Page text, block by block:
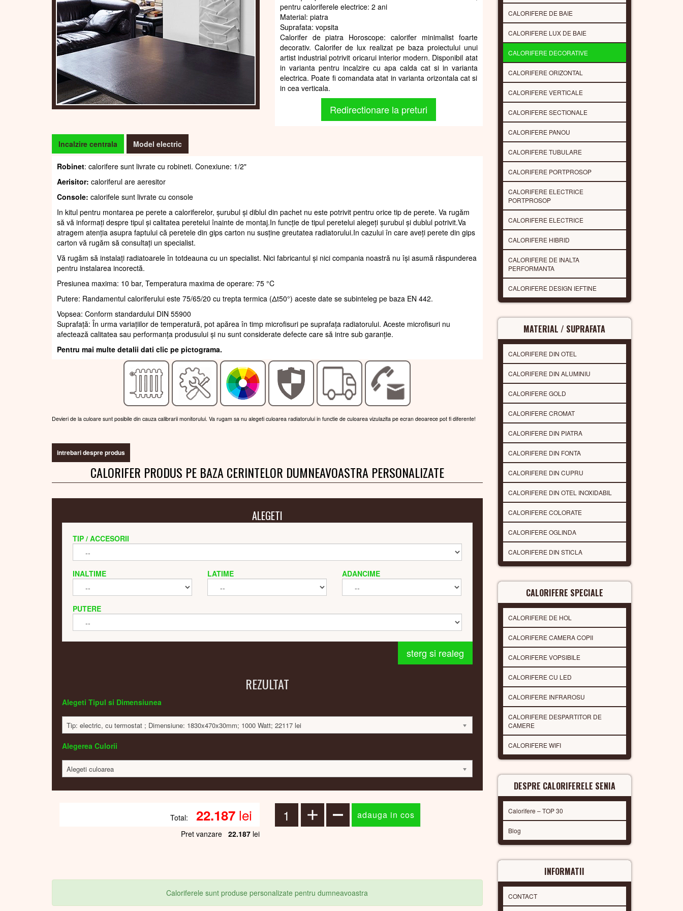
pentru caloriferele electrice: 2 ani
Material: piatra
Suprafata: vopsita
Calorifer de piatra Horoscope: calorifer minimalist foarte
decorativ. Calorifer de lux realizat pe baza proiectului unui
artist industrial potrivit oricarui interior modern. Disponibil atat
in varianta pentru incalzire cu apa calda cat si in varianta
electrica. Poate fi comandata atat in varianta orizontala cat si
in cea verticala.
Redirectionare la preturi
Incalzire centrala Model electric
Robinet: calorifere sunt livrate cu robineti. Conexiune: 1/2"
Aerisitor: caloriferul are aeresitor
Console: calorifele sunt livrate cu console
In kitul pentru montarea pe perete a caloriferelor, șurubul și diblul din pachet nu este potrivit pentru orice tip de perete. Va rugăm
să vă informați despre tipul și calitatea peretelui înainte de montaj.In funcție de tipul peretelui alegeți șurubul și dublul potrivit.Va
atragem atenția asupra faptului că peretele din gips carton nu susține greutatea radiatorului.In cazului în care aveți perete din gips
carton vă rugăm să consultați un specialist.
Vă rugăm să instalați radiatoarele în totdeauna cu un specialist. Nici fabricantul și nici compania noastră nu își asumă răspunderea
pentru instalarea incorectă.
Presiunea maxima: 10 bar, Temperatura maxima de operare: 75 °C
Putere: Randamentul caloriferului este 75/65/20 cu trepta termica (Δt50°) aceste date se subinteleg pe baza EN 442.
Vopsea: Conform standardului DIN 55900
Suprafaţă: În urma variațiilor de temperatură, pot apărea în timp microfisuri pe suprafața radiatorului. Aceste microfisuri nu
afectează calitatea sau performanța produsului și nu sunt considerate defecte care să intre sub garanție.
Pentru mai multe detalii dati clic pe pictograma.
Devieri de la culoare sunt posibile din cauza calibrarii monitorului. Va rugam sa nu alegeti culoarea radiatorului in functie de culoarea vizulazita pe ecran deoarece pot fi diferente!
intrebari despre produs
CALORIFER PRODUS PE BAZA CERINTELOR DUMNEAVOASTRA PERSONALIZATE
ALEGETI
TIP / ACCESORII
INALTIME LATIME ADANCIME
PUTERE
sterg si realeg
REZULTAT
Alegeti Tipul si Dimensiunea
Tip: electric, cu termostat ; Dimensiune: 1830x470x30mm; 1000 Watt; 22117 lei
Alegerea Culorii
Alegeti culoarea
Total: 22.187lei
Pret vanzare 22.187lei
Caloriferele sunt produse personalizate pentru dumneavoastra
CALORIFERE DE BAIE
CALORIFERE LUX DE BAIE
CALORIFERE DECORATIVE
CALORIFERE ORIZONTAL
CALORIFERE VERTICALE
CALORIFERE SECTIONALE
CALORIFERE PANOU
CALORIFERE TUBULARE
CALORIFERE PORTPROSOP
CALORIFERE ELECTRICE
PORTPROSOP
CALORIFERE ELECTRICE
CALORIFERE HIBRID
CALORIFERE DE INALTA
PERFORMANTA
CALORIFERE DESIGN IEFTINE
MATERIAL / SUPRAFATA
CALORIFERE DIN OTEL
CALORIFERE DIN ALUMINIU
CALORIFERE GOLD
CALORIFERE CROMAT
CALORIFERE DIN PIATRA
CALORIFERE DIN FONTA
CALORIFERE DIN CUPRU
CALORIFERE DIN OTEL INOXIDABIL
CALORIFERE COLORATE
CALORIFERE OGLINDA
CALORIFERE DIN STICLA
CALORIFERE SPECIALE
CALORIFERE DE HOL
CALORIFERE CAMERA COPII
CALORIFERE VOPSIBILE
CALORIFERE CU LED
CALORIFERE INFRAROSU
CALORIFERE DESPARTITOR DE
CAMERE
CALORIFERE WIFI
DESPRE CALORIFERELE SENIA
Calorifere – TOP 30
Blog
INFORMATII
CONTACT